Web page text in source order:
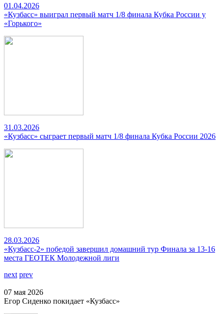
01.04.2026
«Кузбасс» выиграл первый матч 1/8 финала Кубка России у
«Горького»
31.03.2026
«Кузбасс» сыграет первый матч 1/8 финала Кубка России 2026
28.03.2026
«Кузбасс-2» победой завершил домашний тур Финала за 13-16
места ГЕОТЕК Молодежной лиги
next prev
07 мая 2026
Егор Сиденко покидает «Кузбасс»